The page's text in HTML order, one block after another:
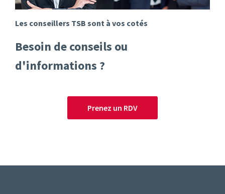
Les conseillers TSB sont à vos cotés
Besoin de conseils ou
d'informations ?
Prenez un RDV